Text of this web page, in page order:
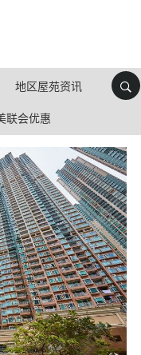
地区屋苑资讯
联会优惠